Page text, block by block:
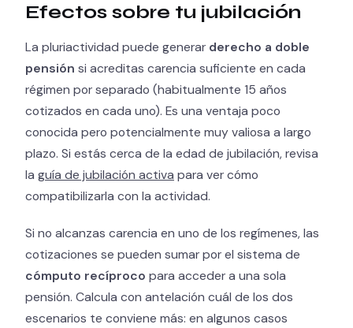
Efectos sobre tu jubilación
La pluriactividad puede generar derecho a doble
pensión si acreditas carencia suficiente en cada
régimen por separado (habitualmente 15 años
cotizados en cada uno). Es una ventaja poco
conocida pero potencialmente muy valiosa a largo
plazo. Si estás cerca de la edad de jubilación, revisa
la guía de jubilación activa para ver cómo
compatibilizarla con la actividad.
Si no alcanzas carencia en uno de los regímenes, las
cotizaciones se pueden sumar por el sistema de
cómputo recíproco para acceder a una sola
pensión. Calcula con antelación cuál de los dos
escenarios te conviene más: en algunos casos